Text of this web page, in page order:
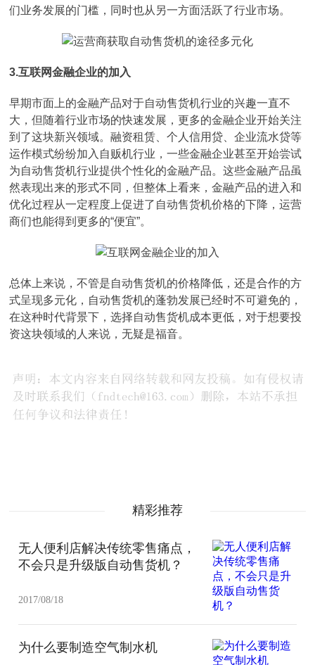
们业务发展的门槛，同时也从另一方面活跃了行业市场。
3.互联网金融企业的加入
早期市面上的金融产品对于自动售货机行业的兴趣一直不
大，但随着行业市场的快速发展，更多的金融企业开始关注
到了这块新兴领域。融资租赁、个人信用贷、企业流水贷等
运作模式纷纷加入自贩机行业，一些金融企业甚至开始尝试
为自动售货机行业提供个性化的金融产品。这些金融产品虽
然表现出来的形式不同，但整体上看来，金融产品的进入和
优化过程从一定程度上促进了自动售货机价格的下降，运营
商们也能得到更多的“便宜”。
总体上来说，不管是自动售货机的价格降低，还是合作的方
式呈现多元化，自动售货机的蓬勃发展已经时不可避免的，
在这种时代背景下，选择自动售货机成本更低，对于想要投
资这块领域的人来说，无疑是福音。
精彩推荐
无人便利店解决传统零售痛点，
不会只是升级版自动售货机？
2017/08/18
为什么要制造空气制水机